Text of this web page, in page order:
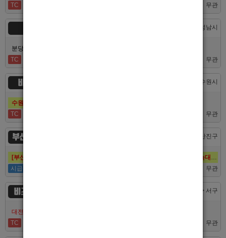
TC
무관
경기 > 성남시
분당호빠 숨에서 가족처럼 함께일할 알바 분들을 모십니다.
TC
무관
비스트 경기 > 수원시
수원호빠 비스트 인증업소에서 알바 선수 구인합니다
TC
무관
부산 퍼스트 부산 > 부산진구
시급
무관
비즈니스 대전 > 서구
대전호빠 최고의 팀 브라더에서 선수 추가모집합니다!
TC
무관